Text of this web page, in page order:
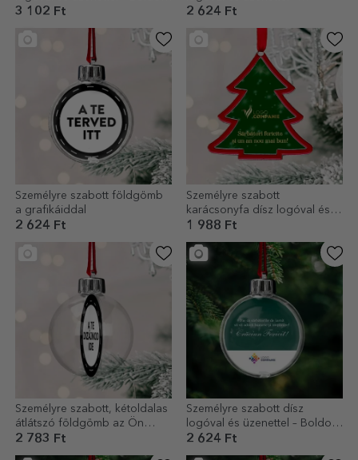
ünnepeket!
3 102 Ft
karácsonyi modell
2 624 Ft
Személyre szabott földgömb
a grafikáiddal
2 624 Ft
Személyre szabott
karácsonyfa dísz logóval és
üzenettel - kis fa modell
1 988 Ft
Személyre szabott, kétoldalas
átlátszó földgömb az Ön
grafikájával
2 783 Ft
Személyre szabott dísz
logóval és üzenettel – Boldog
karácsonyt!
2 624 Ft